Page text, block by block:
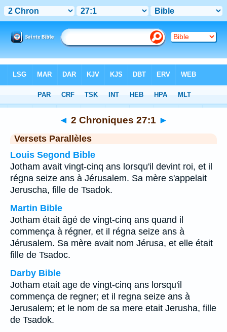
>Chapitre 27 > Verset 1
◄ 2 Chroniques 27:1 ►
Versets Parallèles
Louis Segond Bible
Jotham avait vingt-cinq ans lorsqu'il devint roi, et il
régna seize ans à Jérusalem. Sa mère s'appelait
Jeruscha, fille de Tsadok.
Martin Bible
Jotham était âgé de vingt-cinq ans quand il
commença à régner, et il régna seize ans à
Jérusalem. Sa mère avait nom Jérusa, et elle était
fille de Tsadoc.
Darby Bible
Jotham etait age de vingt-cinq ans lorsqu'il
commença de regner; et il regna seize ans à
Jerusalem; et le nom de sa mere etait Jerusha, fille
de Tsadok.